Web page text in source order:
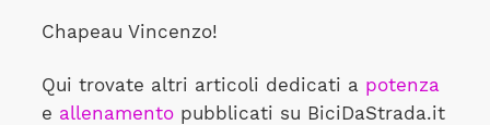
Chapeau Vincenzo!
Qui trovate altri articoli dedicati a potenza
e allenamentopubblicati su BiciDaStrada.it